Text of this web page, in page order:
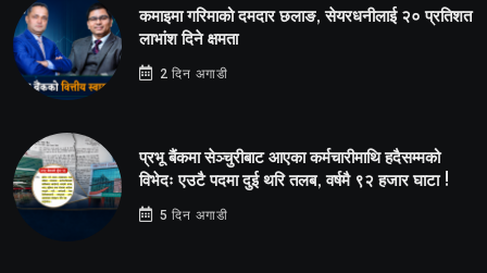
कमाइमा गरिमाको दमदार छलाङ, सेयरधनीलाई २० प्रतिशत
लाभांश दिने क्षमता
2 दिन अगाडी
प्रभू बैंकमा सेञ्चुरीबाट आएका कर्मचारीमाथि हदैसम्मको
विभेदः एउटै पदमा दुई थरि तलब, वर्षमै ९२ हजार घाटा !
5 दिन अगाडी